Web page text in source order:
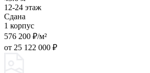
12-24 этаж
Сдана
1 корпус
576 200 ₽/м²
от 25 122 000 ₽